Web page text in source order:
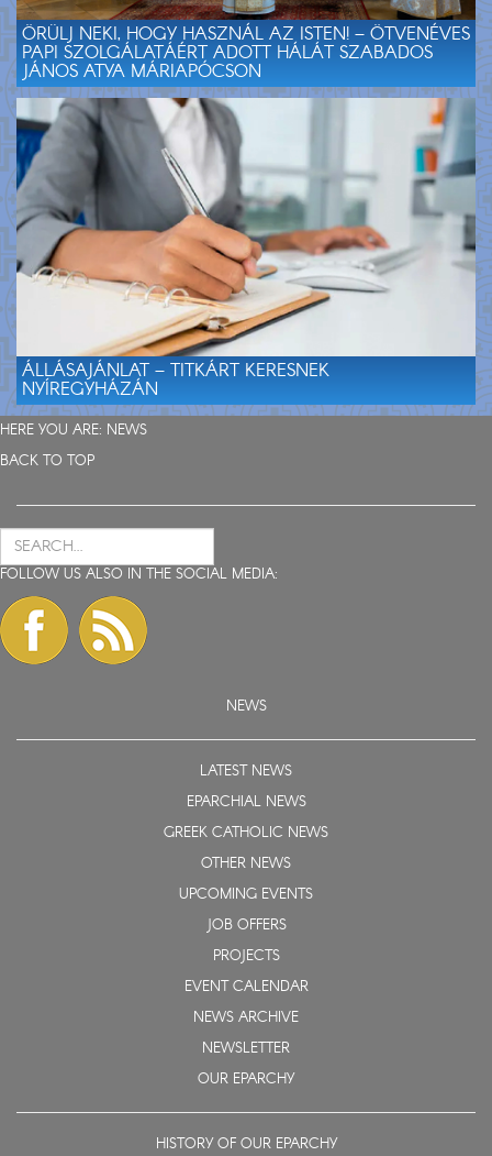
ÖRÜLJ NEKI, HOGY HASZNÁL AZ ISTEN! – ÖTVENÉVES
PAPI SZOLGÁLATÁÉRT ADOTT HÁLÁT SZABADOS
JÁNOS ATYA MÁRIAPÓCSON
ÁLLÁSAJÁNLAT – TITKÁRT KERESNEK
NYÍREGYHÁZÁN
HERE YOU ARE: NEWS
BACK TO TOP
FOLLOW US ALSO IN THE SOCIAL MEDIA:
NEWS
LATEST NEWS
EPARCHIAL NEWS
GREEK CATHOLIC NEWS
OTHER NEWS
UPCOMING EVENTS
JOB OFFERS
PROJECTS
EVENT CALENDAR
NEWS ARCHIVE
NEWSLETTER
OUR EPARCHY
HISTORY OF OUR EPARCHY